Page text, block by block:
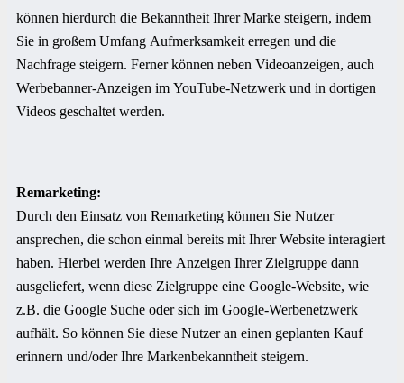
können hierdurch die Bekanntheit Ihrer Marke steigern, indem
Sie in großem Umfang Aufmerksamkeit erregen und die
Nachfrage steigern. Ferner können neben Videoanzeigen, auch
Werbebanner-Anzeigen im YouTube-Netzwerk und in dortigen
Videos geschaltet werden.
Remarketing:
Durch den Einsatz von Remarketing können Sie Nutzer
ansprechen, die schon einmal bereits mit Ihrer Website interagiert
haben. Hierbei werden Ihre Anzeigen Ihrer Zielgruppe dann
ausgeliefert, wenn diese Zielgruppe eine Google-Website, wie
z.B. die Google Suche oder sich im Google-Werbenetzwerk
aufhält. So können Sie diese Nutzer an einen geplanten Kauf
erinnern und/oder Ihre Markenbekanntheit steigern.